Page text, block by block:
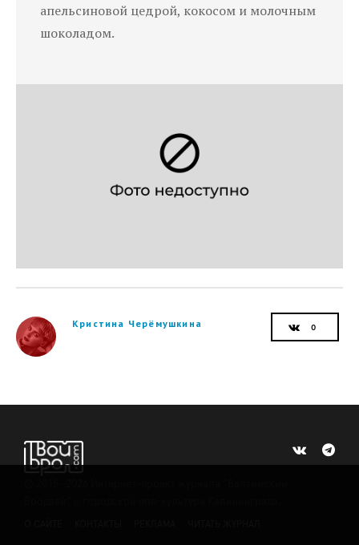
апельсиновой цедрой, кокосом и молочным
шоколадом.
Кристина Черёмушкина